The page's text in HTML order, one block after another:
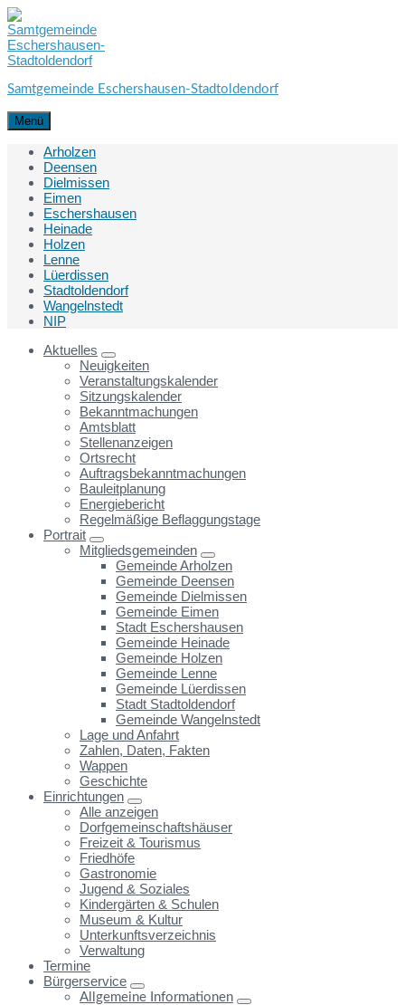
Skip
to
content
Skip
to
main
navigation
Skip
to
footer
Samtgemeinde Eschershausen-Stadtoldendorf
Menü
Arholzen
Deensen
Dielmissen
Eimen
Eschershausen
Heinade
Holzen
Lenne
Lüerdissen
Stadtoldendorf
Wangelnstedt
NIP
Aktuelles
Neuigkeiten
Veranstaltungskalender
Sitzungskalender
Bekanntmachungen
Amtsblatt
Stellenanzeigen
Ortsrecht
Auftragsbekanntmachungen
Bauleitplanung
Energiebericht
Regelmäßige Beflaggungstage
Portrait
Mitgliedsgemeinden
Gemeinde Arholzen
Gemeinde Deensen
Gemeinde Dielmissen
Gemeinde Eimen
Stadt Eschershausen
Gemeinde Heinade
Gemeinde Holzen
Gemeinde Lenne
Gemeinde Lüerdissen
Stadt Stadtoldendorf
Gemeinde Wangelnstedt
Lage und Anfahrt
Zahlen, Daten, Fakten
Wappen
Geschichte
Einrichtungen
Alle anzeigen
Dorfgemeinschaftshäuser
Freizeit & Tourismus
Friedhöfe
Gastronomie
Jugend & Soziales
Kindergärten & Schulen
Museum & Kultur
Unterkunftsverzeichnis
Verwaltung
Termine
Bürgerservice
Allgemeine Informationen